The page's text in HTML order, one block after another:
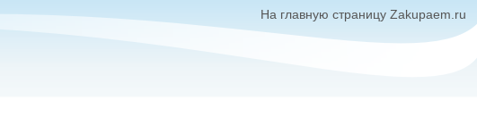
На главную страницу Zakupaem.ru